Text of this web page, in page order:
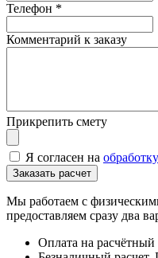
Телефон *
Комментарий к заказу
Прикрепить смету
Я согласен на
Мы работаем с
предоставляем сразу два
Оплата на расчётный